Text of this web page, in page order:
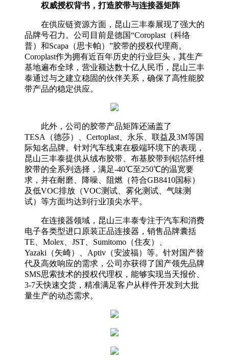
权威授权背书，打造胶带与连接器矩阵
在供应链资源方面，昆山三丰泰展现了强大的
品牌号召力。公司目前是德国“Coroplast（科络
普）和Scapa（思卡帕）”胶带的授权代理商。
Coroplast作为拥有近百年历史的行业巨头，其生产
基地遍布全球，营业额达数十亿人民币，昆山三丰
泰通过与之建立稳固的伙伴关系，确保了高性能胶
带产品的稳定供应。
此外，公司的胶带产品矩阵还涵盖了
TESA（德莎）、Certoplast、永乐、联益及3M等国
际知名品牌。针对汽车线束在极端环境下的表现，
昆山三丰泰提供从绒布胶带、布基胶带到铝箔纤维
胶带的全系列选择，满足-40℃至250℃的温宽要
求，并在耐磨、降噪、阻燃（符合GB8410国标）
及低VOC排放（VOC测试、雾化测试、气味测
试）等方面均达到行业顶尖水平。
在连接器领域，昆山三丰泰专注于汽车和消费
电子各类型进口原装正品连接器，销售品牌囊括
TE、Molex、JST、Sumitomo（住友）、
Yazaki（矢崎）、Aptiv（安波福）等。针对国产替
代及高效响应的需求，公司亦获得了国产领先品牌
SMS思索技术的授权代理权，能够实现当天报价、
3-7天快速交货，精准满足客户从样件开发到大批
量生产的动态需求。